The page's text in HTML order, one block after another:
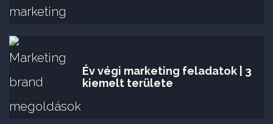
Év végi marketing feladatok | 3
kiemelt területe